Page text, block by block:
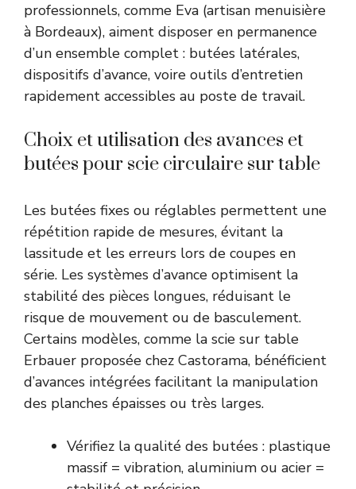
professionnels, comme Eva (artisan menuisière
à Bordeaux), aiment disposer en permanence
d’un ensemble complet : butées latérales,
dispositifs d’avance, voire outils d’entretien
rapidement accessibles au poste de travail.
Choix et utilisation des avances et
butées pour scie circulaire sur table
Les butées fixes ou réglables permettent une
répétition rapide de mesures, évitant la
lassitude et les erreurs lors de coupes en
série. Les systèmes d’avance optimisent la
stabilité des pièces longues, réduisant le
risque de mouvement ou de basculement.
Certains modèles, comme la scie sur table
Erbauer proposée chez Castorama, bénéficient
d’avances intégrées facilitant la manipulation
des planches épaisses ou très larges.
Vérifiez la qualité des butées : plastique
massif = vibration, aluminium ou acier =